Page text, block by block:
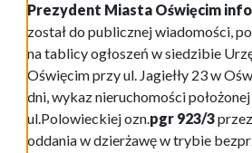
Prezydent Miasta Oświęcim
został do publicznej wiadomości,
na tablicy ogłoszeń w siedzibie
Oświęcim przy ul. Jagiełły 23 w
dni, wykaz nieruchomości
ul.Polowieckiej ozn.pgr 923/3
oddania w dzierżawę w trybie